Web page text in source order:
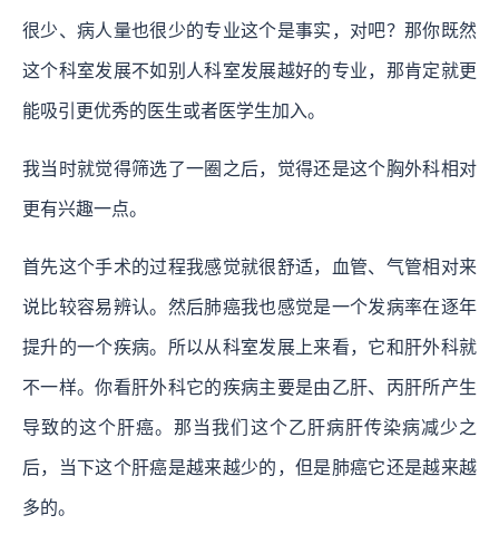
很少、病人量也很少的专业这个是事实，对吧？那你既然
这个科室发展不如别人科室发展越好的专业，那肯定就更
能吸引更优秀的医生或者医学生加入。
我当时就觉得筛选了一圈之后，觉得还是这个胸外科相对
更有兴趣一点。
首先这个手术的过程我感觉就很舒适，血管、气管相对来
说比较容易辨认。然后肺癌我也感觉是一个发病率在逐年
提升的一个疾病。所以从科室发展上来看，它和肝外科就
不一样。你看肝外科它的疾病主要是由乙肝、丙肝所产生
导致的这个肝癌。那当我们这个乙肝病肝传染病减少之
后，当下这个肝癌是越来越少的，但是肺癌它还是越来越
多的。